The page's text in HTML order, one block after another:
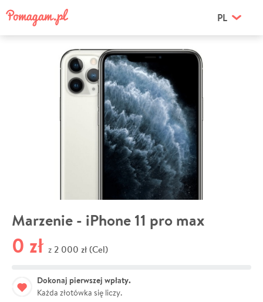
PL
Marzenie - iPhone 11 pro max
0 zł z 2 000 zł (Cel)
Dokonaj pierwszej wpłaty.
Każda złotówka się liczy.